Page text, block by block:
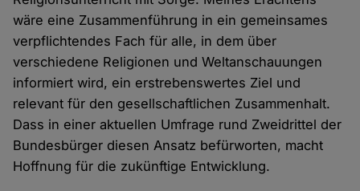
wäre eine Zusammenführung in ein gemeinsames
verpflichtendes Fach für alle, in dem über
verschiedene Religionen und Weltanschauungen
informiert wird, ein erstrebenswertes Ziel und
relevant für den gesellschaftlichen Zusammenhalt.
Dass in einer aktuellen Umfrage rund Zweidrittel der
Bundesbürger diesen Ansatz befürworten, macht
Hoffnung für die zukünftige Entwicklung.